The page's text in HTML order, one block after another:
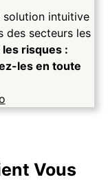
solution intuitive
des secteurs les
risques :
les en toute
Vous